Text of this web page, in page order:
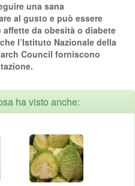
una sana
al gusto e può essere
da obesità o diabete
l’Istituto Nazionale della
Council forniscono
ha visto anche: